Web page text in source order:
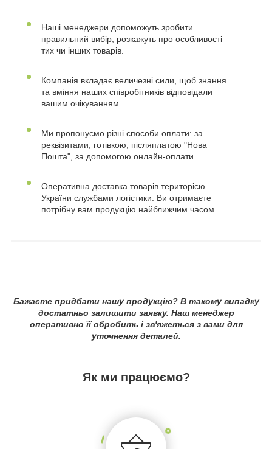
Наші менеджери допоможуть зробити
правильний вибір, розкажуть про особливості
тих чи інших товарів.
Компанія вкладає величезні сили, щоб знання
та вміння наших співробітників відповідали
вашим очікуванням.
Ми пропонуємо різні способи оплати: за
реквізитами, готівкою, післяплатою "Нова
Пошта", за допомогою онлайн-оплати.
Оперативна доставка товарів територією
України службами логістики. Ви отримаєте
потрібну вам продукцію найближчим часом.
Бажаєте придбати нашу продукцію? В такому випадку
достатньо залишити заявку. Наш менеджер
оперативно її обробить і зв'яжеться з вами для
уточнення деталей.
Як ми працюємо?